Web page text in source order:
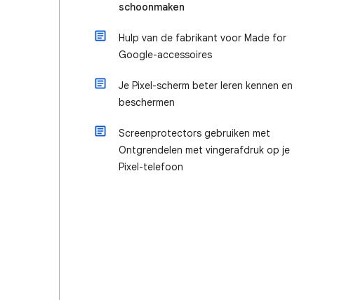
schoonmaken
Hulp van de fabrikant voor Made for
Google-accessoires
Je Pixel-scherm beter leren kennen en
beschermen
Screenprotectors gebruiken met
Ontgrendelen met vingerafdruk op je
Pixel-telefoon